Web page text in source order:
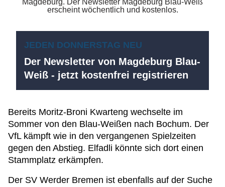
JEDEN DONNERSTAG NEU
Der Newsletter von Magdeburg Blau-
Weiß - jetzt kostenfrei registrieren
Bereits Moritz-Broni Kwarteng wechselte im
Sommer von den Blau-Weißen nach Bochum. Der
VfL kämpft wie in den vergangenen Spielzeiten
gegen den Abstieg. Elfadli könnte sich dort einen
Stammplatz erkämpfen.
Der SV Werder Bremen ist ebenfalls auf der Suche